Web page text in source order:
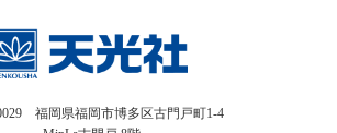
福岡県福岡市博多区古門戸町1-4